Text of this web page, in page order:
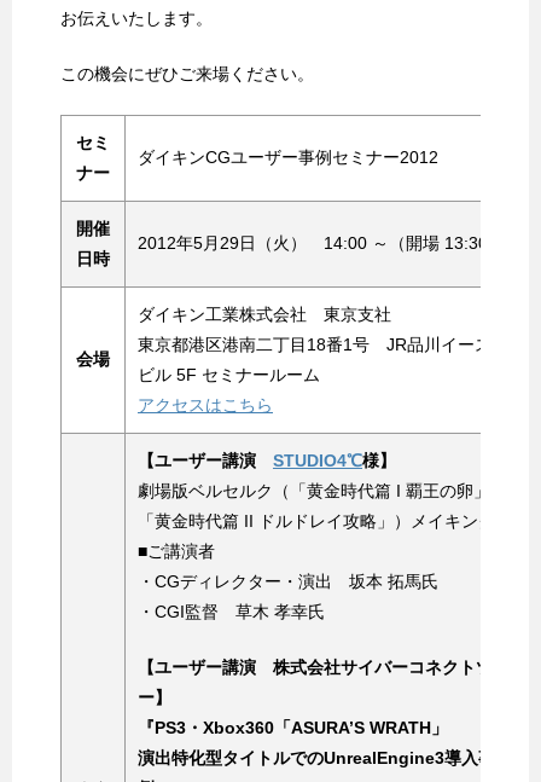
お伝えいたします。
この機会にぜひご来場ください。
セミ
ナー
ダイキンCGユーザー事例セミナー2012
開催
日時
2012年5月29日（火） 14:00 ～（開場 13:30）
会場
ダイキン工業株式会社 東京支社
東京都港区港南二丁目18番1号 JR品川イースト
ビル 5F セミナールーム
アクセスはこちら
【ユーザー講演 STUDIO4℃様】
劇場版ベルセルク（「黄金時代篇 I 覇王の卵」、
「黄金時代篇 II ドルドレイ攻略」）メイキング
■ご講演者
・CGディレクター・演出 坂本 拓馬氏
・CGI監督 草木 孝幸氏
【ユーザー講演 株式会社サイバーコネクトツ
ー】
『PS3・Xbox360「ASURA’S WRATH」
演出特化型タイトルでのUnrealEngine3導入事